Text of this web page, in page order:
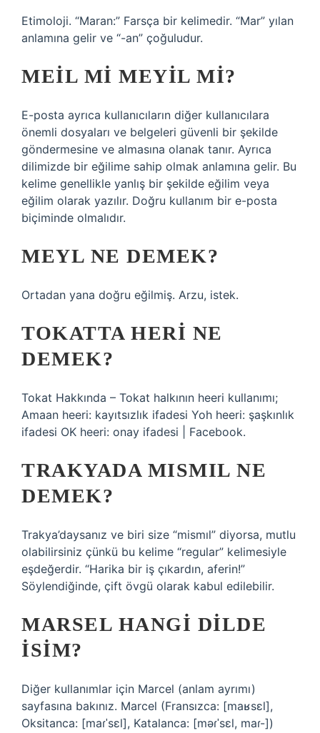
Etimoloji. “Maran:” Farsça bir kelimedir. “Mar” yılan
anlamına gelir ve “-an” çoğuludur.
MEIL MI MEYIL MI?
E-posta ayrıca kullanıcıların diğer kullanıcılara
önemli dosyaları ve belgeleri güvenli bir şekilde
göndermesine ve almasına olanak tanır. Ayrıca
dilimizde bir eğilime sahip olmak anlamına gelir. Bu
kelime genellikle yanlış bir şekilde eğilim veya
eğilim olarak yazılır. Doğru kullanım bir e-posta
biçiminde olmalıdır.
MEYL NE DEMEK?
Ortadan yana doğru eğilmiş. Arzu, istek.
TOKATTA HERI NE
DEMEK?
Tokat Hakkında – Tokat halkının heeri kullanımı;
Amaan heeri: kayıtsızlık ifadesi Yoh heeri: şaşkınlık
ifadesi OK heeri: onay ifadesi | Facebook.
TRAKYADA MISMIL NE
DEMEK?
Trakya’daysanız ve biri size “mismıl” diyorsa, mutlu
olabilirsiniz çünkü bu kelime “regular” kelimesiyle
eşdeğerdir. “Harika bir iş çıkardın, aferin!”
Söylendiğinde, çift övgü olarak kabul edilebilir.
MARSEL HANGI DILDE
ISIM?
Diğer kullanımlar için Marcel (anlam ayrımı)
sayfasına bakınız. Marcel (Fransızca: [maʁsɛl],
Oksitanca: [maɾˈsɛl], Katalanca: [məɾˈsɛl, maɾ-])